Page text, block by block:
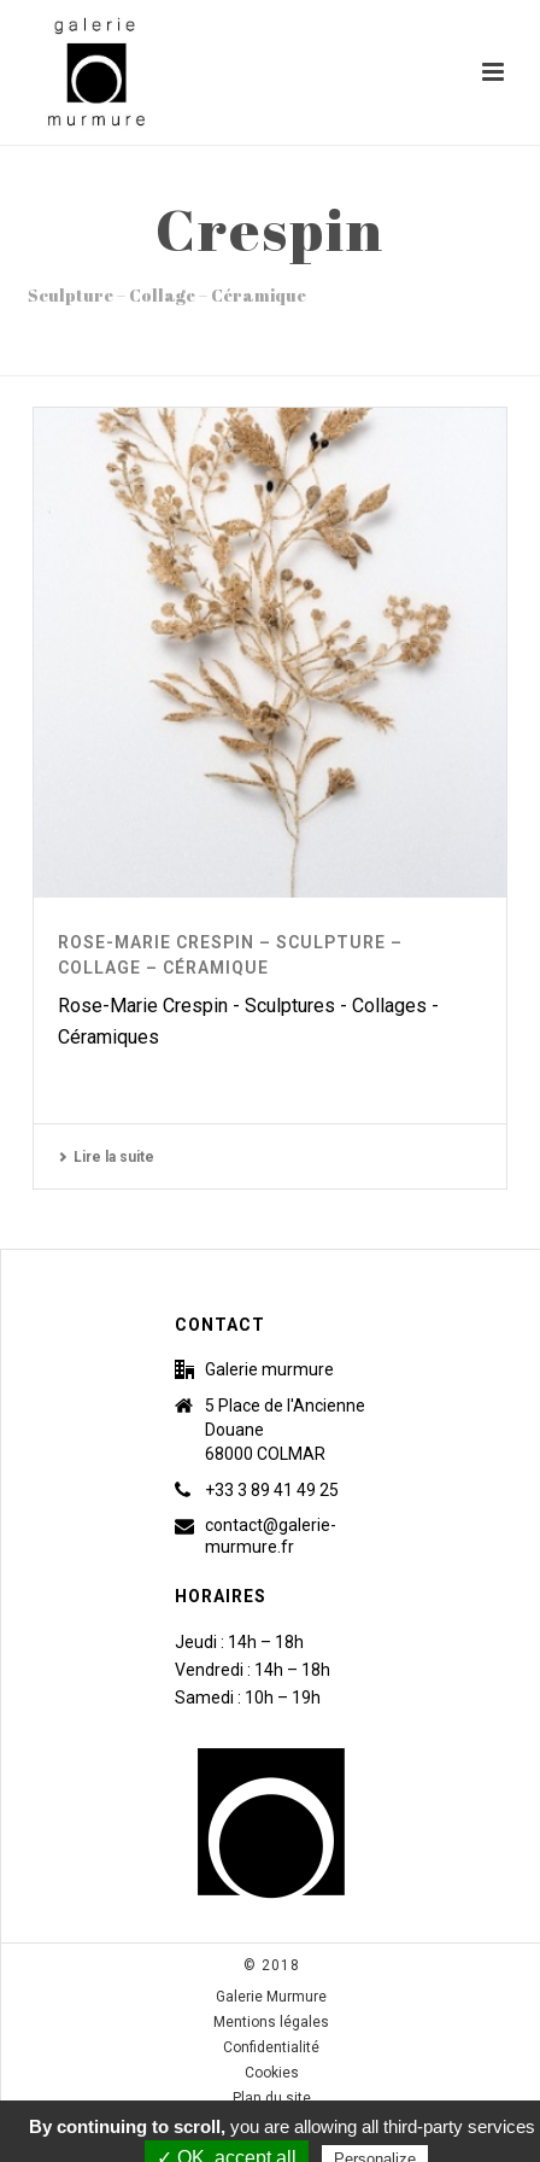
Crespin
Sculpture – Collage – Céramique
ROSE-MARIE CRESPIN – SCULPTURE –
COLLAGE – CÉRAMIQUE
Rose-Marie Crespin - Sculptures - Collages -
Céramiques
Lire la suite
CONTACT
Galerie murmure
5 Place de l'Ancienne
Douane
68000 COLMAR
+33 3 89 41 49 25
contact@galerie-
murmure.fr
HORAIRES
Jeudi : 14h – 18h
Vendredi : 14h – 18h
Samedi : 10h – 19h
© 2018
Galerie Murmure
Mentions légales
Confidentialité
Cookies
Plan du site
By continuing to scroll, you are allowing all third-party services
✓ OK, accept all